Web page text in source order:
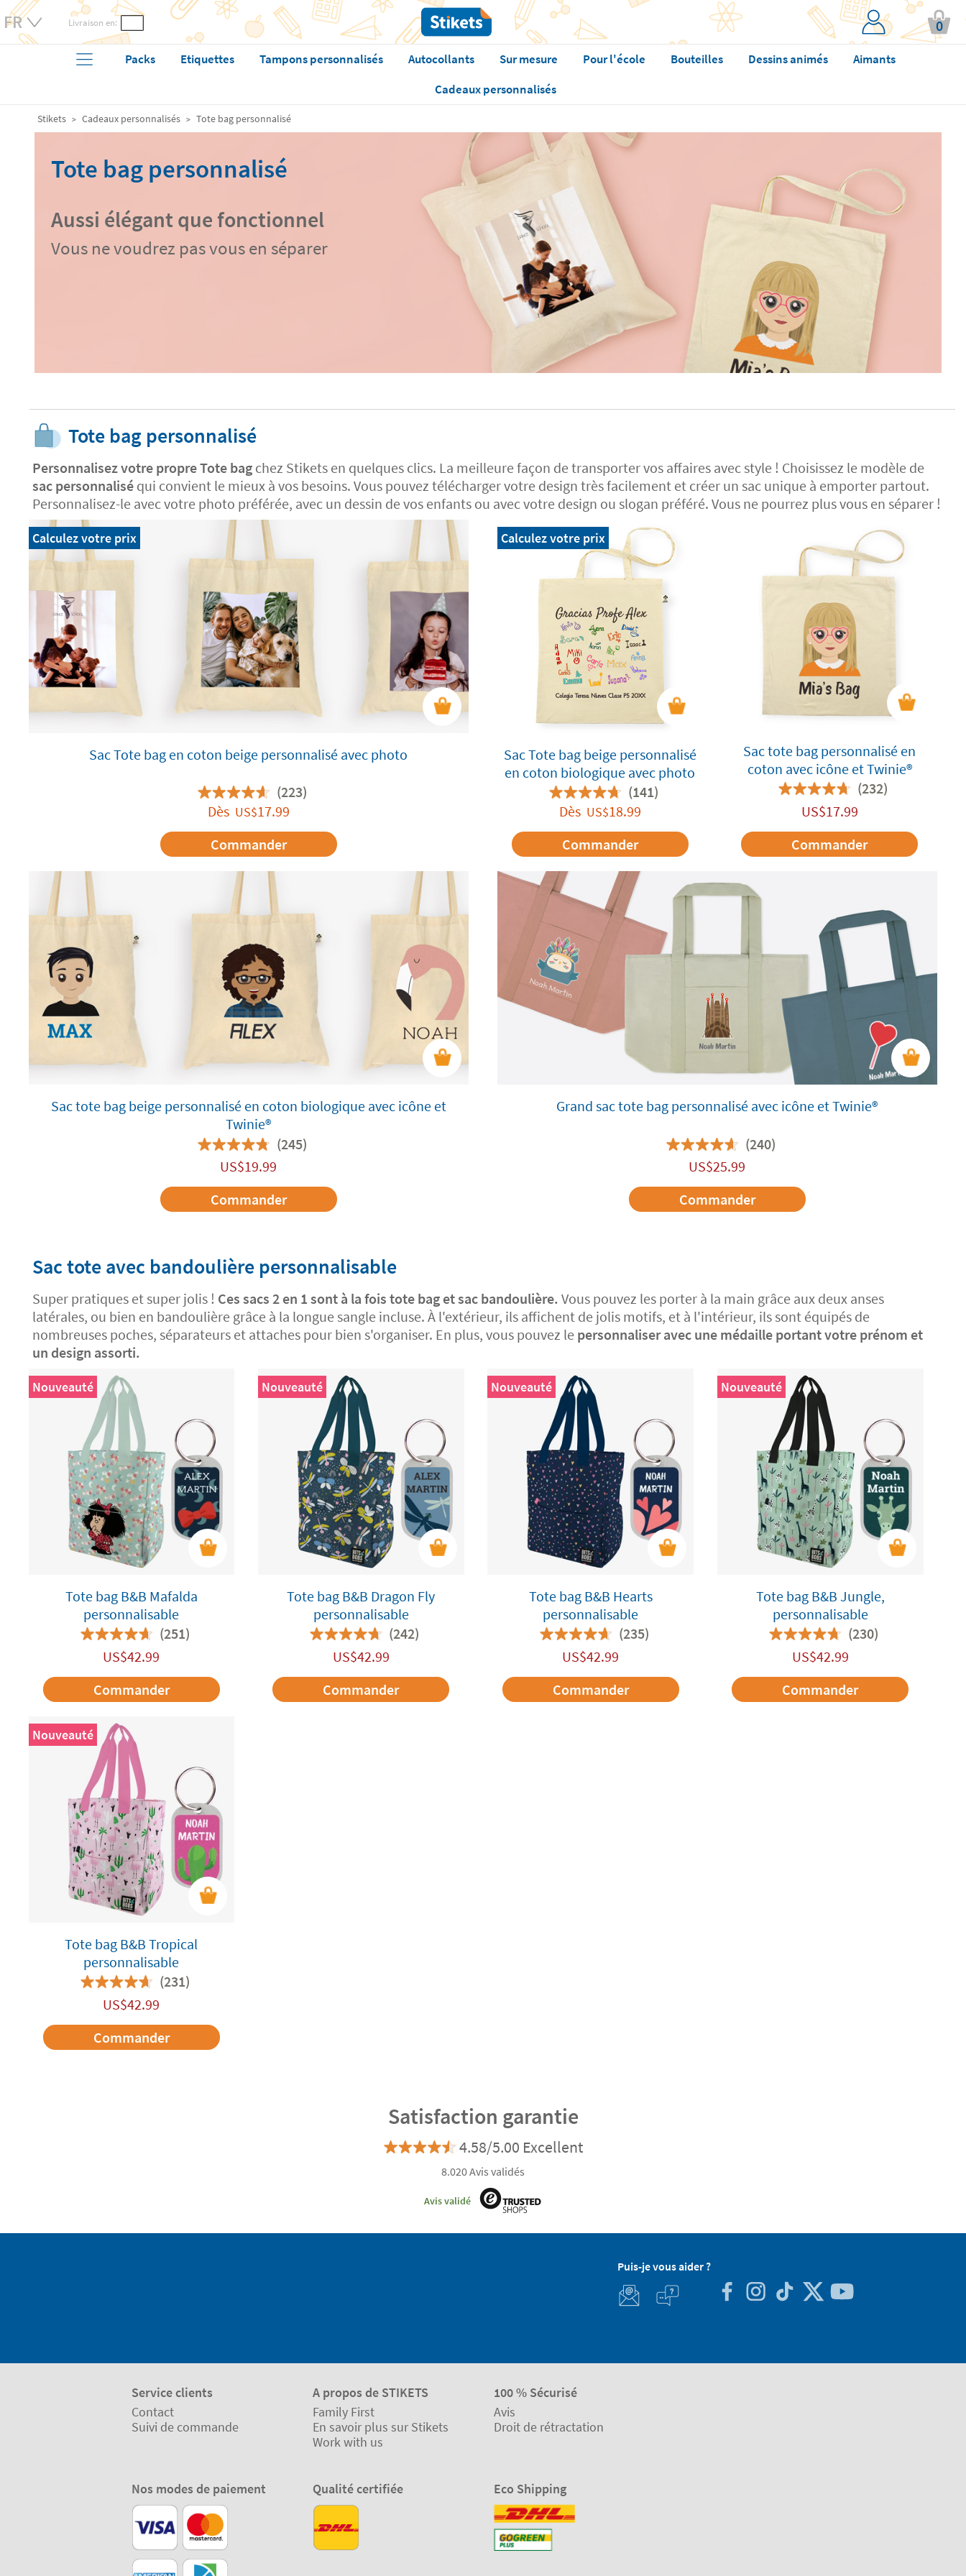
Livraison en: 0
Packs Etiquettes Tampons personnalisés Autocollants Sur mesure Pour l'école Bouteilles Dessins animés
Aimants
Cadeaux personnalisés
Stikets Cadeaux personnalisés Tote bag personnalisé
Tote bag personnalisé
Aussi élégant que fonctionnel
Vous ne voudrez pas vous en séparer
Tote bag personnalisé
Personnalisez votre propre Tote bag chez Stikets en quelques clics. La meilleure façon de transporter vos affaires avec style ! Choisissez le modèle de
sac personnalisé qui convient le mieux à vos besoins. Vous pouvez télécharger votre design très facilement et créer un sac unique à emporter partout.
Personnalisez-le avec votre photo préférée, avec un dessin de vos enfants ou avec votre design ou slogan préféré. Vous ne pourrez plus vous en séparer !
Calculez votre prix
Sac Tote bag en coton beige personnalisé avec photo
(223)
Dès US$17.99
Commander
Calculez votre prix
Sac Tote bag beige personnalisé
en coton biologique avec photo
(141)
Dès US$18.99
Commander
Sac tote bag personnalisé en
coton avec icône et Twinie®️
(232)
US$17.99
Commander
Sac tote bag beige personnalisé en coton biologique avec icône et
Twinie®️
(245)
US$19.99
Commander
Grand sac tote bag personnalisé avec icône et Twinie®️
(240)
US$25.99
Commander
Sac tote avec bandoulière personnalisable
Super pratiques et super jolis ! Ces sacs 2 en 1 sont à la fois tote bag et sac bandoulière. Vous pouvez les porter à la main grâce aux deux anses
latérales, ou bien en bandoulière grâce à la longue sangle incluse. À l'extérieur, ils affichent de jolis motifs, et à l'intérieur, ils sont équipés de
nombreuses poches, séparateurs et attaches pour bien s'organiser. En plus, vous pouvez le personnaliser avec une médaille portant votre prénom et
un design assorti.
Nouveauté
Tote bag B&B Mafalda
personnalisable
(251)
US$42.99
Commander
Nouveauté
Tote bag B&B Dragon Fly
personnalisable
(242)
US$42.99
Commander
Nouveauté
Tote bag B&B Hearts
personnalisable
(235)
US$42.99
Commander
Nouveauté
Tote bag B&B Jungle,
personnalisable
(230)
US$42.99
Commander
Nouveauté
Tote bag B&B Tropical
personnalisable
(231)
US$42.99
Commander
Satisfaction garantie
4.58/5.00 Excellent
8.020 Avis validés
Avis validé
Puis-je vous aider ?
Service clients
Contact
Suivi de commande
A propos de STIKETS
Family First
En savoir plus sur Stikets
Work with us
100 % Sécurisé
Avis
Droit de rétractation
Nos modes de paiement Qualité certifiée Eco Shipping